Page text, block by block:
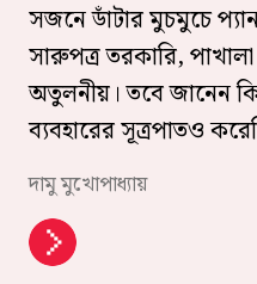
সজনে ডাঁটার মুচমুচে
সারুপত্র তরকারি,
অতুলনীয়। তবে জানেন
ব্যবহারের সূত্রপাতও
দামু মুখোপাধ্যায়